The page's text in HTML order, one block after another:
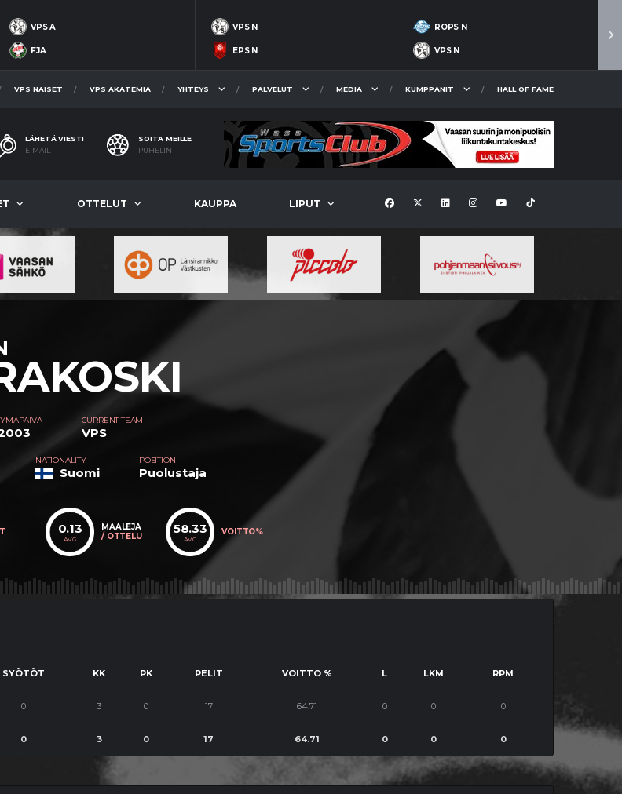
VPS A
FJA
VPS N
EPS N
ROPS N
VPS N
VPS NAISET VPS AKATEMIA YHTEYS PALVELUT MEDIA KUMPPANIT HALL OF FAME
LÄHETÄ VIESTI
E-MAIL
SOITA MEILLE
PUHELIN
OTTELUT KAUPPA LIPUT
CURRENT TEAM
VPS
NATIONALITY
Suomi
POSITION
Puolustaja
0.13
AVG
MAALEJA
/ OTTELU
58.33
AVG
VOITTO%
SYÖTÖT KK PK PELIT VOITTO % L LKM RPM
0 3 0 17 64.71 0 0 0
0 3 0 17 64.71 0 0 0